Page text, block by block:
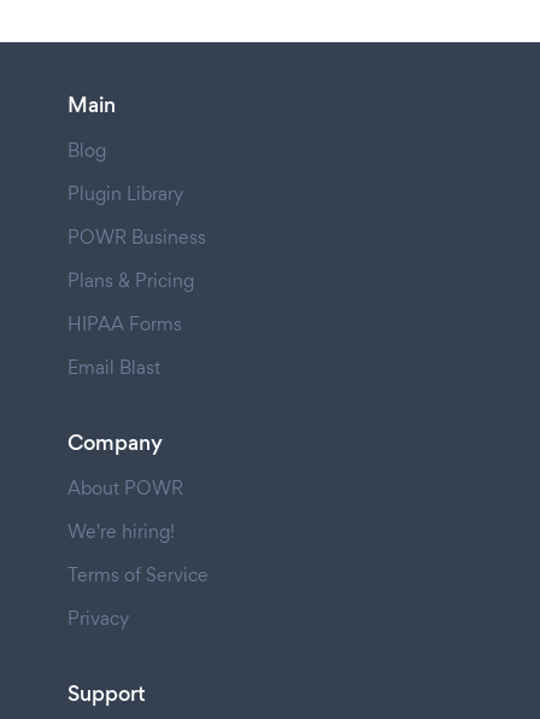
Main
Blog
Plugin Library
POWR Business
Plans & Pricing
HIPAA Forms
Email Blast
Company
About POWR
We're hiring!
Terms of Service
Privacy
Support